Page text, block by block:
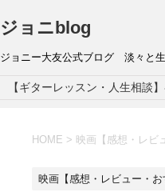
ジョニblog
ジョニー大友公式ブログ 淡々と
【ギターレッスン・人生相談
HOME > 映画【感想・レビ
映画【感想・レビュー・お